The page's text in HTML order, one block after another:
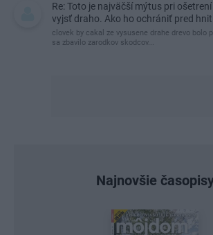
Re: Toto je najväčší mýtus pri
vyjsť draho. Ako ho ochrániť pred
clovek by cakal ze vysusene drahe drevo bolo
sa zbavilo zarodkov skodcov...
Najnovšie